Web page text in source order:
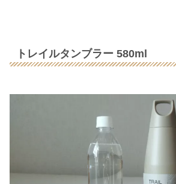
トレイルタンブラー 580ml